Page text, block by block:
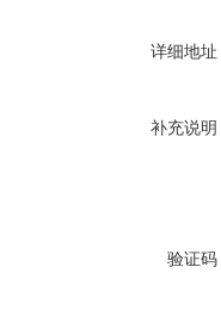
详细地址
补充说明
验证码